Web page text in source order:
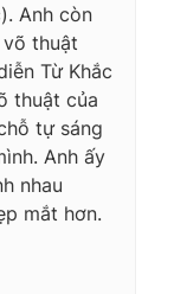
Anh còn
thuật
Từ Khắc
thuật của
tự sáng
Anh ấy
nhau
mắt hơn.